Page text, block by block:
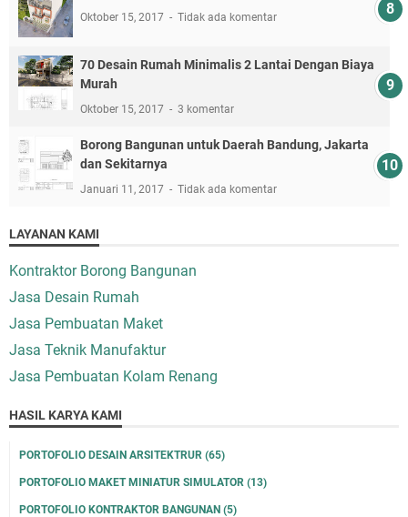
Oktober 15, 2017 Tidak ada komentar
70 Desain Rumah Minimalis 2 Lantai Dengan Biaya
Murah
Oktober 15, 2017 3 komentar
Borong Bangunan untuk Daerah Bandung, Jakarta
dan Sekitarnya
Januari 11, 2017 Tidak ada komentar
LAYANAN KAMI
Kontraktor Borong Bangunan
Jasa Desain Rumah
Jasa Pembuatan Maket
Jasa Teknik Manufaktur
Jasa Pembuatan Kolam Renang
HASIL KARYA KAMI
PORTOFOLIO DESAIN ARSITEKTRUR (65)
PORTOFOLIO MAKET MINIATUR SIMULATOR (13)
PORTOFOLIO KONTRAKTOR BANGUNAN (5)